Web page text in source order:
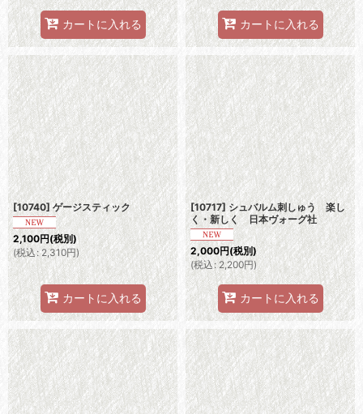
カートに入れる カートに入れる
[10740] ゲージスティック
2,100円(税別)
(税込: 2,310円)
カートに入れる
[10717] シュバルム刺しゅう 楽し
く・新しく 日本ヴォーグ社
2,000円(税別)
(税込 : 2,200円)
カートに入れる